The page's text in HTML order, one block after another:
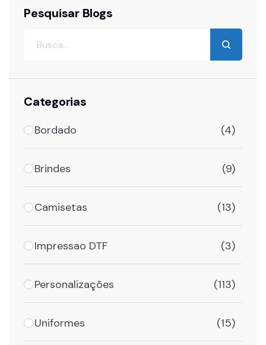
Pesquisar Blogs
Categorias
Bordado (4)
Brindes (9)
Camisetas (13)
Impressao DTF (3)
Personalizações (113)
Uniformes (15)